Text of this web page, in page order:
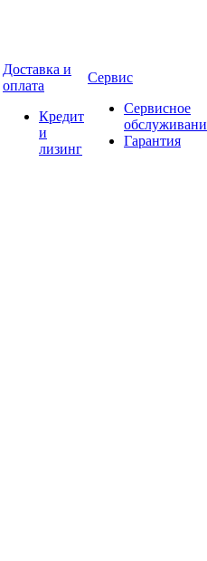
Доставка и
оплата
Кредит
и
лизинг
Сервис
Сервисное
Гарантия